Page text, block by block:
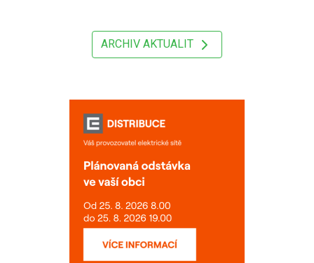
ARCHIV AKTUALIT